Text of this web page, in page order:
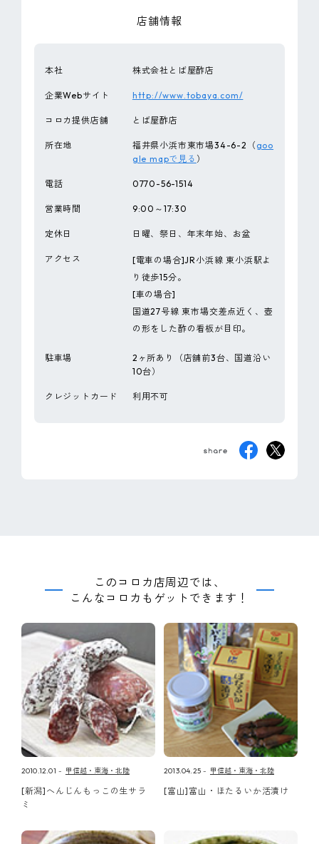
店舗情報
本社 株式会社とば屋酢店
企業Webサイト http://www.tobaya.com/
コロカ提供店舗 とば屋酢店
所在地 福井県小浜市東市場34-6-2（ goo
gle mapで見る ）
電話 0770-56-1514
営業時間 9:00～17:30
定休日 日曜、祭日、年末年始、お盆
アクセス [電車の場合]JR小浜線 東小浜駅よ
り徒歩15分。
[車の場合]
国道27号線 東市場交差点近く、壺
の形をした酢の看板が目印。
駐車場
2ヶ所あり（店舗前3台、国道沿い
10台）
クレジットカード 利用不可
このコロカ店周辺では、
こんなコロカもゲットできます！
2010.12.01 甲信越・東海・北陸
[新潟]へんじんもっこの生サラ
ミ
2013.04.25 甲信越・東海・北陸
[富山]富山・ほたるいか活漬け